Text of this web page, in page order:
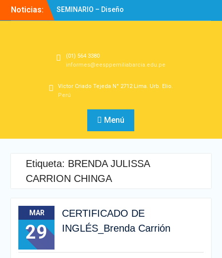
Noticias:
SEMINARIO – Diseño
Experiencias de
(01) 564 3380
informes@eesppemiliabarcia.edu.pe
Víctor Criado Tejeda N° 2712 Lima. Urb. Elio.
Perú
Menú
Etiqueta: BRENDA JULISSA
CARRION CHINGA
MAR
29
CERTIFICADO DE
INGLÉS_Brenda Carrión